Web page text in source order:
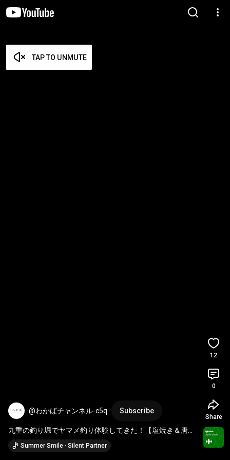
TAP TO UNMUTE
@わかばチャンネル-c5q Subscribe
九重の釣り堀でヤマメ釣り体験してきた！【塩焼き＆唐揚
げ】
Summer Smile · Silent Partner
12
0
Share